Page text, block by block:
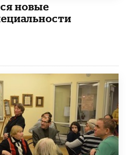
новые